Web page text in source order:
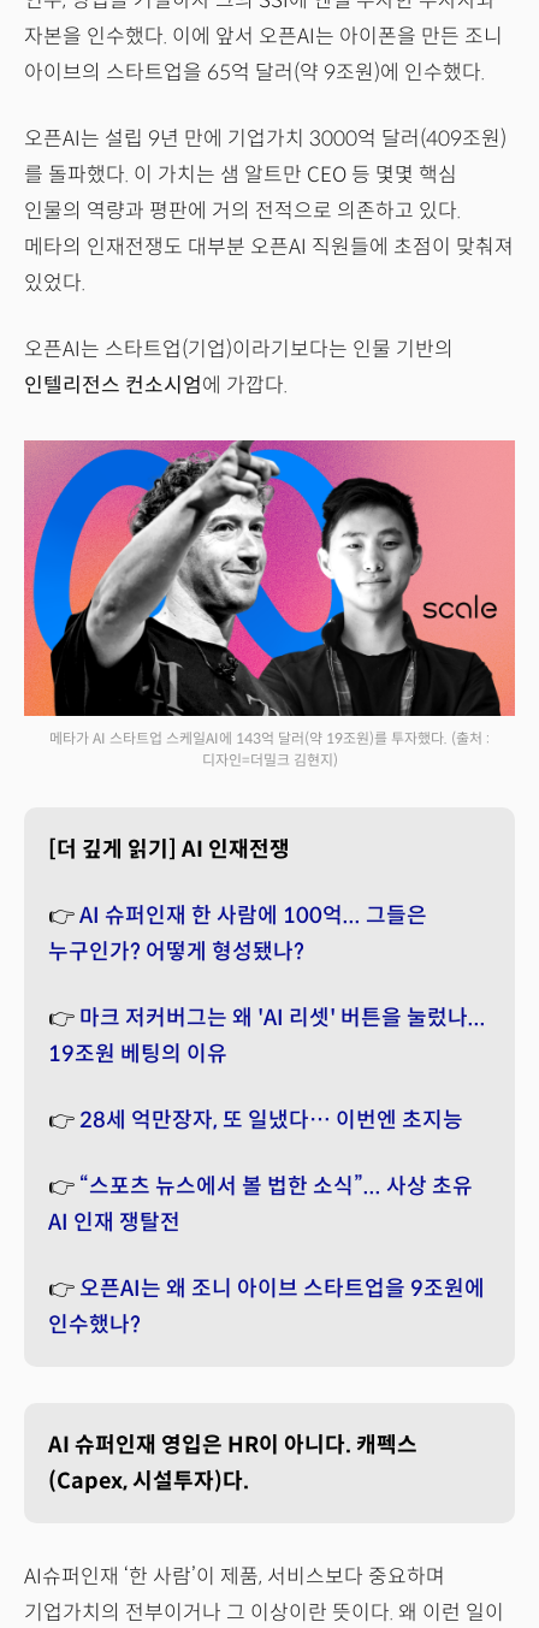
자본을 인수했다. 이에 앞서 오픈AI는 아이폰을 만든 조니
아이브의 스타트업을 65억 달러(약 9조원)에 인수했다.
오픈AI는 설립 9년 만에 기업가치 3000억 달러(409조원)
를 돌파했다. 이 가치는 샘 알트만 CEO 등 몇몇 핵심
인물의 역량과 평판에 거의 전적으로 의존하고 있다.
메타의 인재전쟁도 대부분 오픈AI 직원들에 초점이 맞춰져
있었다.
오픈AI는 스타트업(기업)이라기보다는 인물 기반의
인텔리전스 컨소시엄에 가깝다.
메타가 AI 스타트업 스케일AI에 143억 달러(약 19조원)를 투자했다. (출처 :
디자인=더밀크 김현지)
[더 깊게 읽기] AI 인재전쟁
👉AI 슈퍼인재 한 사람에 100억... 그들은
누구인가? 어떻게 형성됐나?
👉 마크 저커버그는 왜 'AI 리셋' 버튼을 눌렀나...
19조원 베팅의 이유
👉28세 억만장자, 또 일냈다… 이번엔 초지능
👉 “스포츠 뉴스에서 볼 법한 소식”... 사상 초유
AI 인재 쟁탈전
👉 오픈AI는 왜 조니 아이브 스타트업을 9조원에
인수했나?
AI 슈퍼인재 영입은 HR이 아니다. 캐펙스
(Capex, 시설투자)다.
AI슈퍼인재 ‘한 사람’이 제품, 서비스보다 중요하며
기업가치의 전부이거나 그 이상이란 뜻이다. 왜 이런 일이